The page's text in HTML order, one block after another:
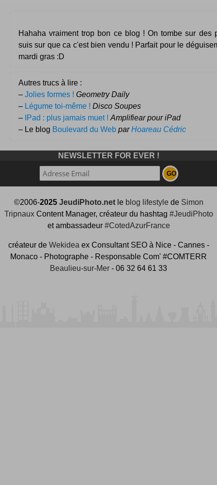
Hahaha vraiment trop bon ce blog ! On tombe sur des
suis sur que ca c'est bien vendu ! Parfait pour le
mardi gras :D
Autres trucs à lire :
– Jolies formes ! Geometry Daily
– Légume toi-même ! Disco Soupes
– IPad : plus jamais muet ! Amplifiear pour iPad
– Le blog Boulevard du Web parHoareau Cédric
NEWSLETTER FOR EVER !
©2006-2025 JeudiPhoto.netle blog lifestylede Simon
TripnauxContent Manager, créateur du hashtag #JeudiPhoto
et ambassadeur #CotedAzurFrance
créateur de Wekidea ex Consultant SEO à Nice - Cannes -
Monaco - Photographe - Responsable Com' #COMTERR
Beaulieu-sur-Mer - 06 32 64 61 33